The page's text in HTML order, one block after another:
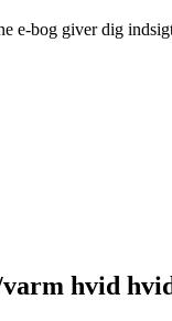
bog giver dig
hvid